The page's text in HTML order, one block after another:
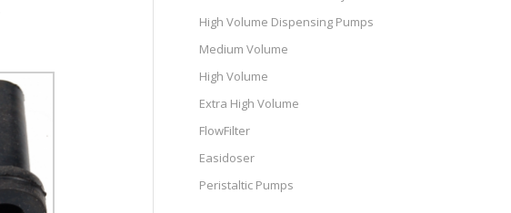
High Volume Dispensing Pumps
Medium Volume
High Volume
Extra High Volume
FlowFilter
Easidoser
Peristaltic Pumps